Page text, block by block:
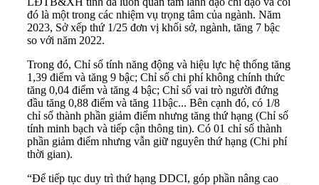
đó là một trong các nhiệm vụ trọng tâm của ngành. Năm
2023, Sở xếp thứ 1/25 đơn vị khối sở, ngành, tăng 7 bậc
so với năm 2022.
Trong đó, Chỉ số tính năng động và hiệu lực hệ thống tăng
1,39 điểm và tăng 9 bậc; Chỉ số chi phí không chính thức
tăng 0,04 điểm và tăng 4 bậc; Chỉ số vai trò người đứng
đầu tăng 0,88 điểm và tăng 11bậc... Bên cạnh đó, có 1/8
chỉ số thành phần giảm điểm nhưng tăng thứ hạng (Chỉ số
tính minh bạch và tiếp cận thông tin). Có 01 chỉ số thành
phần giảm điểm nhưng vẫn giữ nguyên thứ hạng (Chi phí
thời gian).
“Để tiếp tục duy trì thứ hạng DDCI, góp phần nâng cao